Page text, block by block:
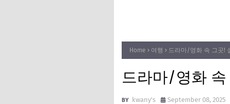
Home 여행 드라마/영화 속 그곳!
드라마/영화 속
kwany's September 08, 2025